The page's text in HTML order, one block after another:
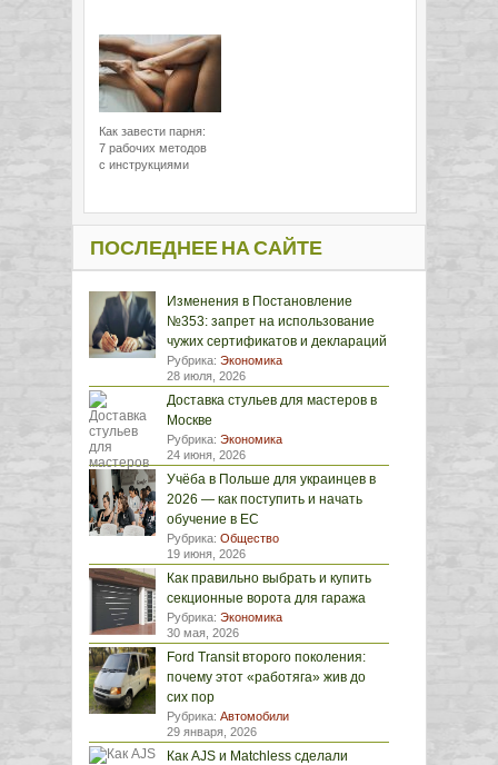
Как завести парня:
7 рабочих методов
с инструкциями
ПОСЛЕДНЕЕ НА САЙТЕ
Изменения в Постановление
№353: запрет на использование
чужих сертификатов и деклараций
Рубрика: Экономика
28 июля, 2026
Доставка стульев для мастеров в
Москве
Рубрика: Экономика
24 июня, 2026
Учёба в Польше для украинцев в
2026 — как поступить и начать
обучение в ЕС
Рубрика: Общество
19 июня, 2026
Как правильно выбрать и купить
секционные ворота для гаража
Рубрика: Экономика
30 мая, 2026
Ford Transit второго поколения:
почему этот «работяга» жив до
сих пор
Рубрика: Автомобили
29 января, 2026
Как AJS и Matchless сделали